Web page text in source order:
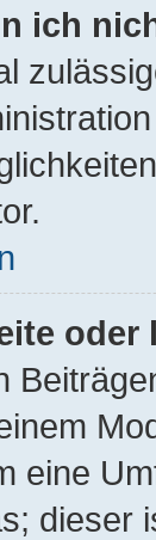
ich
eine
dieser